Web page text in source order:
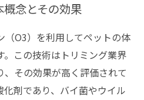
念とその効果
（O3）を利用してペットの体
。この技術はトリミング業界
その効果が高く評価されて
剤であり、バイ菌やウイル